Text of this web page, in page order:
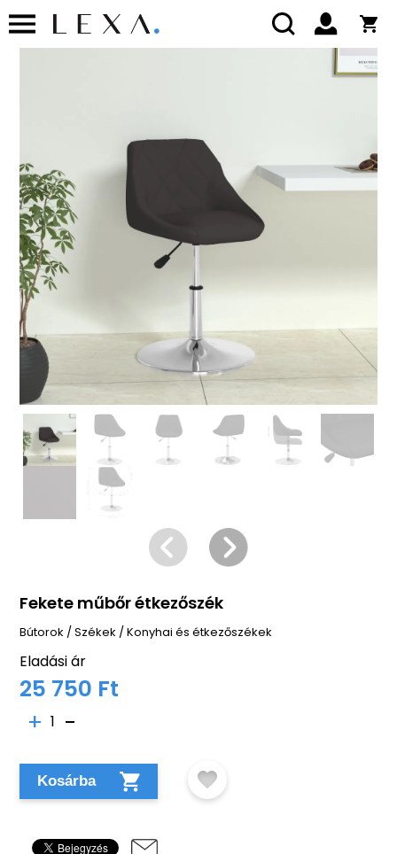
Fekete műbőr étkezőszék
Bútorok /Székek /Konyhai és étkezőszékek
Eladási ár
25 750 Ft
1
Kosárba